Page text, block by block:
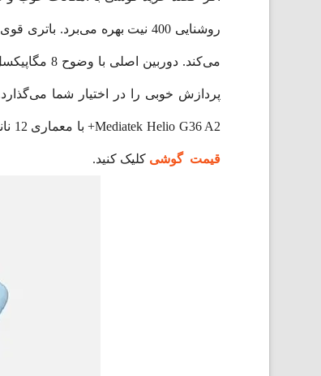
Mediatek Helio G36 A2+ با معماری 12 نانومتری استفاده شده‌ است، حافظه رم ردمی A2+ پلاس دو گیگابایت و حافظه داخلی آن 32 گیگابایت است. برای مشاهده
قیمت گوشی کلیک کنید.